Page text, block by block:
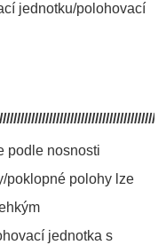
jednotku/polohovací
podle nosnosti
poklopné polohy lze
jednotka s